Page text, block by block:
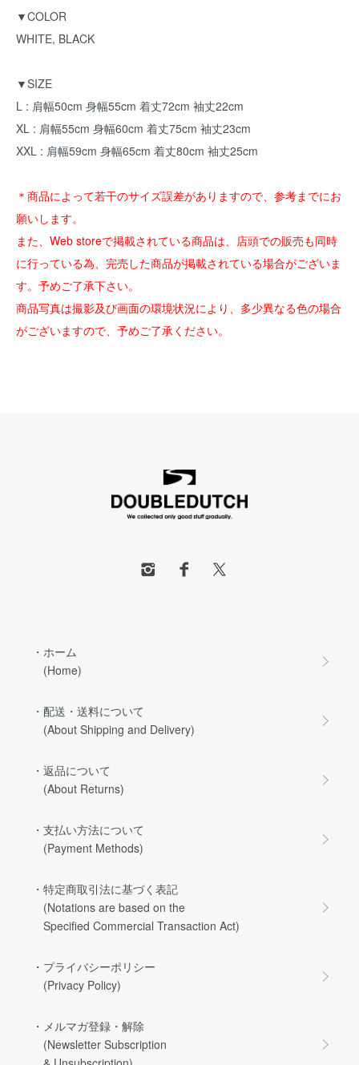
▼COLOR
WHITE, BLACK
▼SIZE
L : 肩幅50cm 身幅55cm 着丈72cm 袖丈22cm
XL : 肩幅55cm 身幅60cm 着丈75cm 袖丈23cm
XXL : 肩幅59cm 身幅65cm 着丈80cm 袖丈25cm
＊商品によって若干のサイズ誤差がありますので、参考までにお
願いします。
また、Web storeで掲載されている商品は、店頭での販売も同時
に行っている為、完売した商品が掲載されている場合がございま
す。予めご了承下さい。
商品写真は撮影及び画面の環境状況により、多少異なる色の場合
がございますので、予めご了承ください。
・ホーム
(Home)
・配送・送料について
(About Shipping and Delivery)
・返品について
(About Returns)
・支払い方法について
(Payment Methods)
・特定商取引法に基づく表記
(Notations are based on the
Specified Commercial Transaction Act)
・プライバシーポリシー
(Privacy Policy)
・メルマガ登録・解除
(Newsletter Subscription